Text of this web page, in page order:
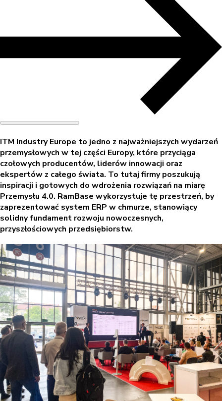
ITM Industry Europe to jedno z najważniejszych wydarzeń
przemysłowych w tej części Europy, które przyciąga
czołowych producentów, liderów innowacji oraz
ekspertów z całego świata. To tutaj firmy poszukują
inspiracji i gotowych do wdrożenia rozwiązań na miarę
Przemysłu 4.0. RamBase wykorzystuje tę przestrzeń, by
zaprezentować system ERP w chmurze, stanowiący
solidny fundament rozwoju nowoczesnych,
przyszłościowych przedsiębiorstw.